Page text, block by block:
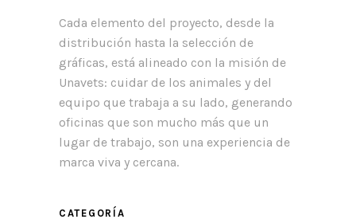
Cada elemento del proyecto, desde la
distribución hasta la selección de
gráficas, está alineado con la misión de
Unavets: cuidar de los animales y del
equipo que trabaja a su lado, generando
oficinas que son mucho más que un
lugar de trabajo, son una experiencia de
marca viva y cercana.
CATEGORÍA